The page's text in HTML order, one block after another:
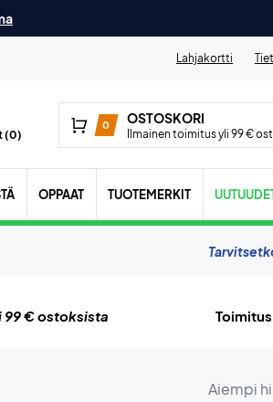
Lahjakortti
(0)
0 OSTOSKORI
Ilmainen toimitus yli 99 €
OPPAAT TUOTEMERKIT
99 € ostoksista
Aiempi